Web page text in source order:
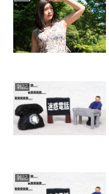
雑記
雑記